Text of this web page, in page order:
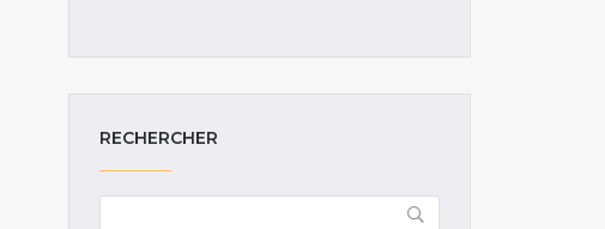
RECHERCHER